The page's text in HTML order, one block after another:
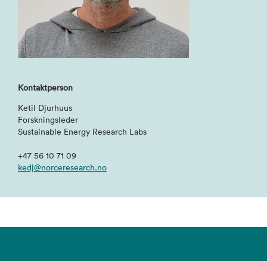
Kontaktperson
Ketil Djurhuus
Forskningsleder
Sustainable Energy Research Labs
+47 56 10 71 09
kedj@norceresearch.no